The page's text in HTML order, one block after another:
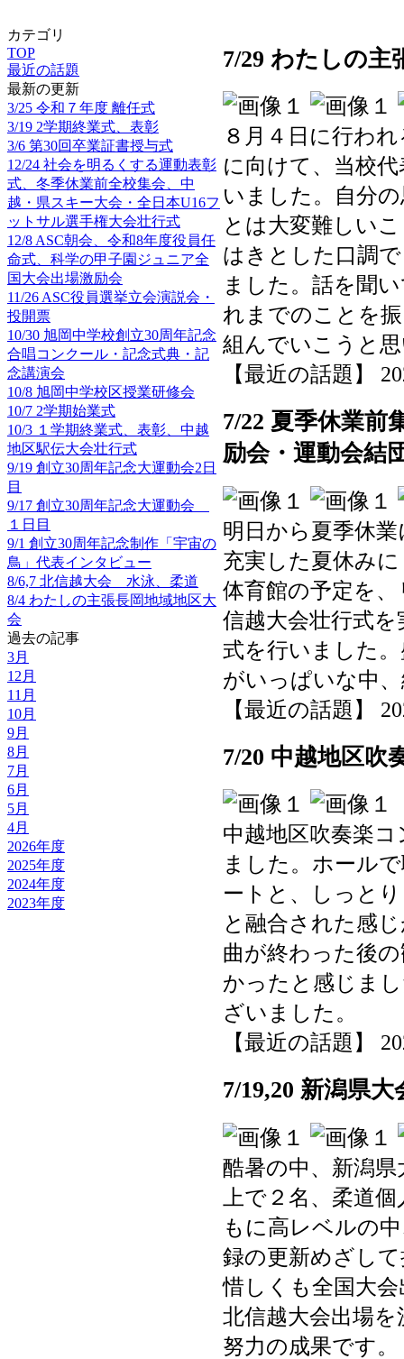
カテゴリ
TOP
最近の話題
最新の更新
3/25 令和７年度 離任式
3/19 2学期終業式、表彰
3/6 第30回卒業証書授与式
12/24 社会を明るくする運動表彰
式、冬季休業前全校集会、中
越・県スキー大会・全日本U16フ
ットサル選手権大会壮行式
12/8 ASC朝会、令和8年度役員任
命式、科学の甲子園ジュニア全
国大会出場激励会
11/26 ASC役員選挙立会演説会・
投開票
10/30 旭岡中学校創立30周年記念
合唱コンクール・記念式典・記
念講演会
10/8 旭岡中学校区授業研修会
10/7 2学期始業式
10/3 １学期終業式、表彰、中越
地区駅伝大会壮行式
9/19 創立30周年記念大運動会2日
目
9/17 創立30周年記念大運動会
１日目
9/1 創立30周年記念制作「宇宙の
鳥」代表インタビュー
8/6,7 北信越大会 水泳、柔道
8/4 わたしの主張長岡地域地区大
会
過去の記事
3月
12月
11月
10月
9月
8月
7月
6月
5月
4月
2026年度
2025年度
2024年度
2023年度
7/29 わたしの
８月４日に行わ
に向けて、当校
いました。自分
とは大変難しい
はきとした口調
ました。話を聞
れまでのことを
組んでいこうと
【最近の話題】
7/22 夏季休業前
励会・運動会結
明日から夏季休
充実した夏休み
体育館の予定を
信越大会壮行式
式を行いました
がいっぱいな中
【最近の話題】
7/20 中越地区吹
中越地区吹奏楽
ました。ホール
ートと、しっと
と融合された感
曲が終わった後
かったと感じま
ざいました。
【最近の話題】
7/19,20 新潟県
酷暑の中、新潟
上で２名、柔道
もに高レベルの
録の更新めざし
惜しくも全国大
北信越大会出場
努力の成果です。